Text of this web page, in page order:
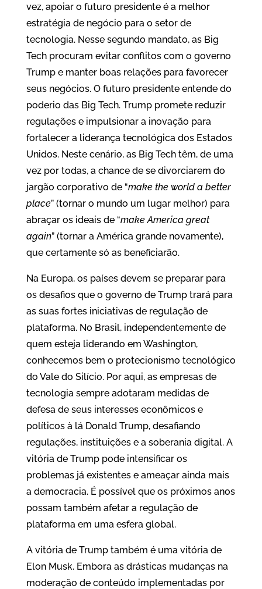
vez, apoiar o futuro presidente é a melhor
estratégia de negócio para o setor de
tecnologia. Nesse segundo mandato, as Big
Tech procuram evitar conflitos com o governo
Trump e manter boas relações para favorecer
seus negócios. O futuro presidente entende do
poderio das Big Tech. Trump promete reduzir
regulações e impulsionar a inovação para
fortalecer a liderança tecnológica dos Estados
Unidos. Neste cenário, as Big Tech têm, de uma
vez por todas, a chance de se divorciarem do
jargão corporativo de “make the world a better
place” (tornar o mundo um lugar melhor) para
abraçar os ideais de “make America great
again” (tornar a América grande novamente),
que certamente só as beneficiarão.
Na Europa, os países devem se preparar para
os desafios que o governo de Trump trará para
as suas fortes iniciativas de regulação de
plataforma. No Brasil, independentemente de
quem esteja liderando em Washington,
conhecemos bem o protecionismo tecnológico
do Vale do Silício. Por aqui, as empresas de
tecnologia sempre adotaram medidas de
defesa de seus interesses econômicos e
políticos à lá Donald Trump, desafiando
regulações, instituições e a soberania digital. A
vitória de Trump pode intensificar os
problemas já existentes e ameaçar ainda mais
a democracia. É possível que os próximos anos
possam também afetar a regulação de
plataforma em uma esfera global.
A vitória de Trump também é uma vitória de
Elon Musk. Embora as drásticas mudanças na
moderação de conteúdo implementadas por